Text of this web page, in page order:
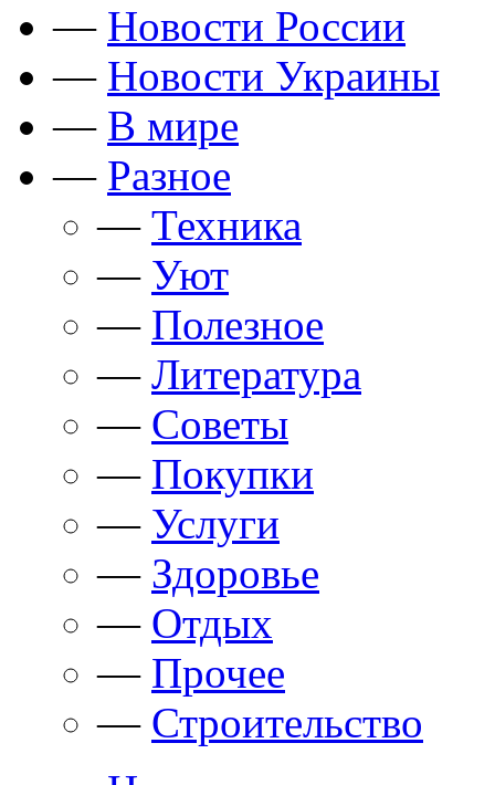
— Новости России
— Новости Украины
— В мире
— Разное
— Техника
— Уют
— Полезное
— Литература
— Советы
— Покупки
— Услуги
— Здоровье
— Отдых
— Прочее
— Строительство